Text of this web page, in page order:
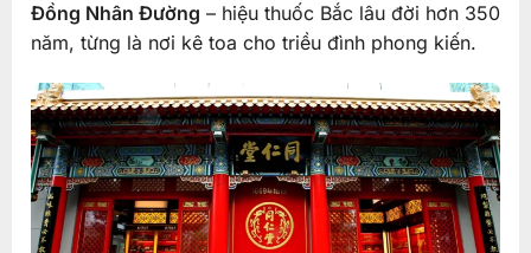
Đồng Nhân Đường – hiệu thuốc Bắc lâu đời hơn 350
năm, từng là nơi kê toa cho triều đình phong kiến.